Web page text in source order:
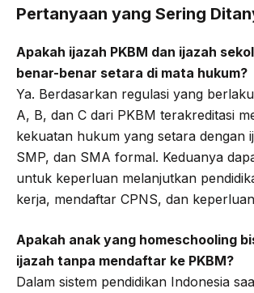
Pertanyaan yang Sering
Apakah ijazah PKBM dan ijazah
benar-benar setara di mata hukum?
Ya. Berdasarkan regulasi yang
A, B, dan C dari PKBM terakreditasi
kekuatan hukum yang setara dengan
SMP, dan SMA formal. Keduanya
untuk keperluan melanjutkan
kerja, mendaftar CPNS, dan
Apakah anak yang homeschooling
ijazah tanpa mendaftar ke PKBM?
Dalam sistem pendidikan Indonesia